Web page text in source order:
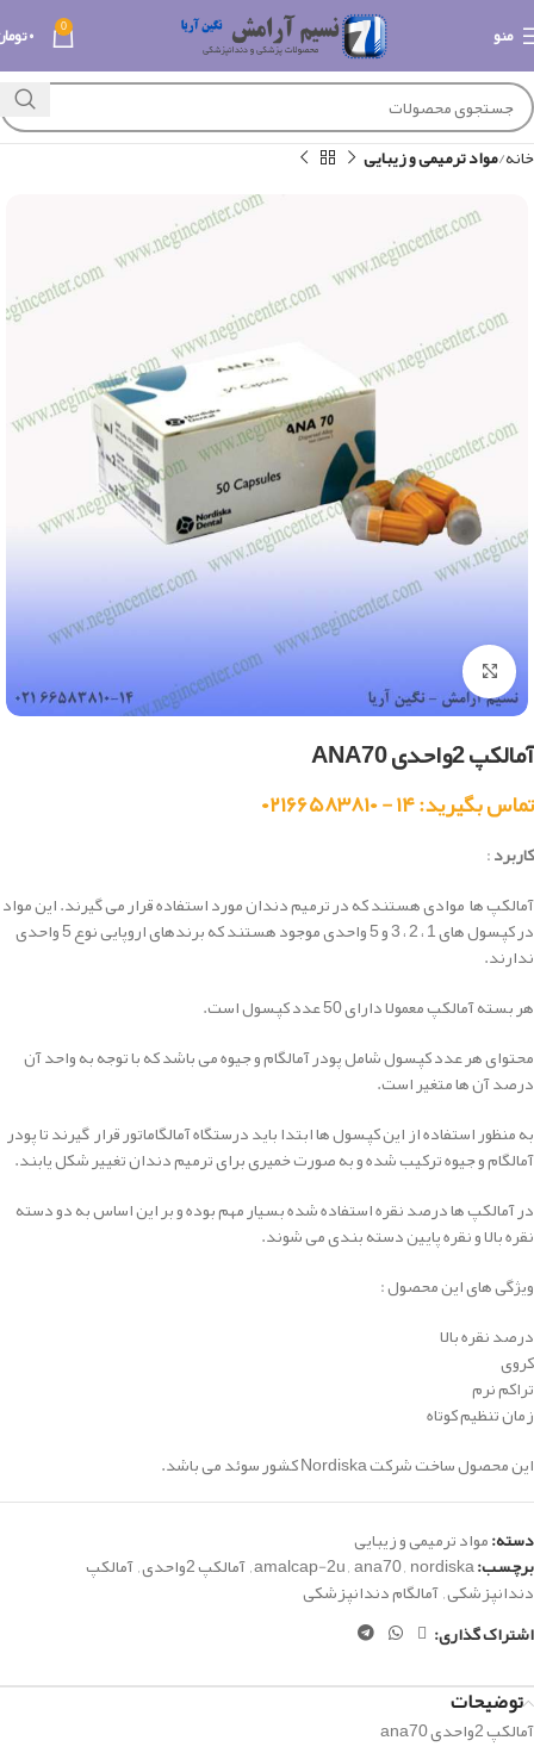
منو 0 ۰
خانه مواد ترمیمی و زیبایی
بزرگنمایی تصویر
آمالکپ 2واحدی ANA70
تماس بگیرید: ۱۴ - ۰۲۱۶۶۵۸۳۸۱۰
کاربرد:
آمالکپ ها موادی هستند که در ترمیم دندان مورد استفاده قرار می گیرند. این مواد
در کپسول های 1 ، 2 ، 3 و 5 واحدی موجود هستند که برندهای اروپایی نوع 5 واحدی
ندارند.
هر بسته آمالکپ معمولا دارای 50 عدد کپسول است.
محتوای هر عدد کپسول شامل پودر آمالگام و جیوه می باشد که با توجه به واحد آن
درصد آن ها متغیر است.
به منظور استفاده از این کپسول ها ابتدا باید درستگاه آمالگاماتور قرار گیرند تا پودر
آمالگام و جیوه ترکیب شده و به صورت خمیری برای ترمیم دندان تغییر شکل یابند.
در آمالکپ ها درصد نقره استفاده شده بسیار مهم بوده و بر این اساس به دو دسته
نقره بالا و نقره پایین دسته بندی می شوند.
ویژگی های این محصول :
درصد نقره بالا
کروی
تراکم نرم
زمان تنظیم کوتاه
این محصول ساخت شرکت Nordiska کشور سوئد می باشد.
دسته:مواد ترمیمی و زیبایی
برچسب: amalcap-2u,ana70,nordiska
,آمالکپ 2واحدی ,آمالکپ
دندانپزشکی,آمالگام دندانپزشکی
اشتراک گذاری:
توضیحات
آمالکپ 2واحدی ana70